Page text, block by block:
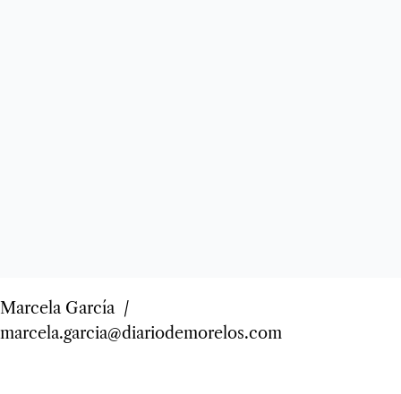
Marcela García /
marcela.garcia@diariodemorelos.com